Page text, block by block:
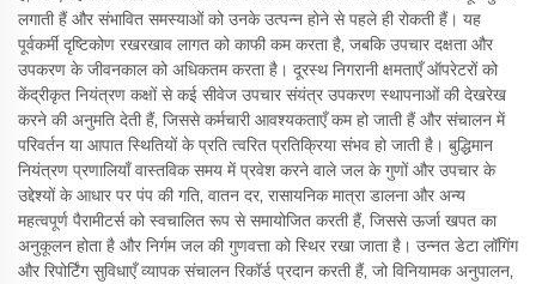
लगाती हैं और संभावित समस्याओं को उनके उत्पन्न होने से पहले ही रोकती हैं। यह
पूर्वकर्मी दृष्टिकोण रखरखाव लागत को काफी कम करता है, जबकि उपचार दक्षता और
उपकरण के जीवनकाल को अधिकतम करता है। दूरस्थ निगरानी क्षमताएँ ऑपरेटरों को
केंद्रीकृत नियंत्रण कक्षों से कई सीवेज उपचार संयंत्र उपकरण स्थापनाओं की देखरेख
करने की अनुमति देती हैं, जिससे कर्मचारी आवश्यकताएँ कम हो जाती हैं और संचालन में
परिवर्तन या आपात स्थितियों के प्रति त्वरित प्रतिक्रिया संभव हो जाती है। बुद्धिमान
नियंत्रण प्रणालियाँ वास्तविक समय में प्रवेश करने वाले जल के गुणों और उपचार के
उद्देश्यों के आधार पर पंप की गति, वातन दर, रासायनिक मात्रा डालना और अन्य
महत्वपूर्ण पैरामीटर्स को स्वचालित रूप से समायोजित करती हैं, जिससे ऊर्जा खपत का
अनुकूलन होता है और निर्गम जल की गुणवत्ता को स्थिर रखा जाता है। उन्नत डेटा लॉगिंग
और रिपोर्टिंग सुविधाएँ व्यापक संचालन रिकॉर्ड प्रदान करती हैं, जो विनियामक अनुपालन,